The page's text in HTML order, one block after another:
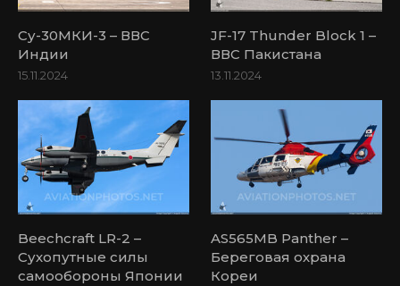
Су-30МКИ-3 – ВВС
Индии
15.11.2024
JF-17 Thunder Block 1 –
ВВС Пакистана
13.11.2024
Beechcraft LR-2 –
Сухопутные силы
самообороны Японии
AS565MB Panther –
Береговая охрана
Кореи